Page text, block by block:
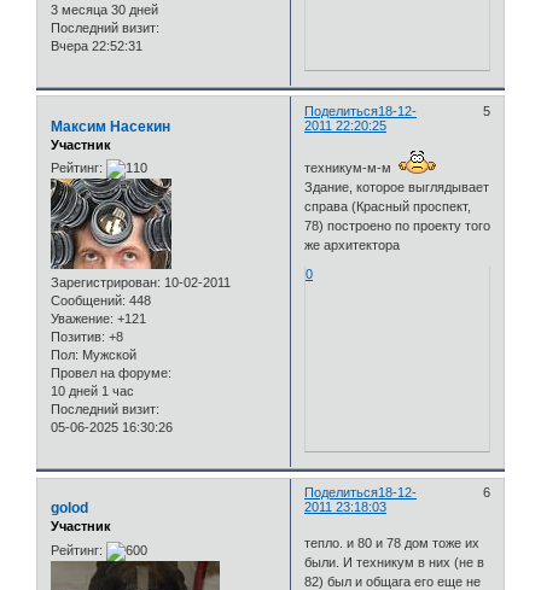
3 месяца 30 дней
Последний визит:
Вчера 22:52:31
Поделиться 5
18-12-
2011 22:20:25
Максим Насекин
Участник
Рейтинг:
Зарегистрирован: 10-02-2011
Сообщений: 448
Уважение: +121
Позитив: +8
Пол: Мужской
Провел на форуме:
10 дней 1 час
Последний визит:
05-06-2025 16:30:26
техникум-м-м
Здание, которое выглядывает
справа (Красный проспект,
78) построено по проекту того
же архитектора
0
Поделиться 6
18-12-
2011 23:18:03
golod
Участник
Рейтинг:
тепло. и 80 и 78 дом тоже их
были. И техникум в них (не в
82) был и общага его еще не